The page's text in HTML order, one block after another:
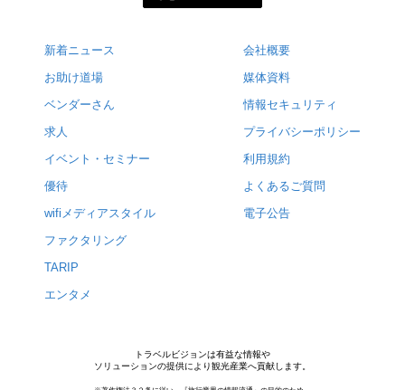
新着ニュース
お助け道場
ベンダーさん
求人
イベント・セミナー
優待
wifiメディアスタイル
ファクタリング
TARIP
エンタメ
会社概要
媒体資料
情報セキュリティ
プライバシーポリシー
利用規約
よくあるご質問
電子公告
トラベルビジョンは有益な情報や
ソリューションの提供により観光産業へ貢献します。